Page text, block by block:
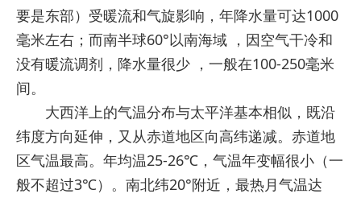
要是东部）受暖流和气旋影响，年降水量可达1000
毫米左右；而南半球60°以南海域 ，因空气干冷和
没有暖流调剂，降水量很少 ，一般在100-250毫米
间。
大西洋上的气温分布与太平洋基本相似，既沿
纬度方向延伸，又从赤道地区向高纬递减。赤道地
区气温最高。年均温25-26℃，气温年变幅很小（一
般不超过3℃）。南北纬20°附近，最热月气温达